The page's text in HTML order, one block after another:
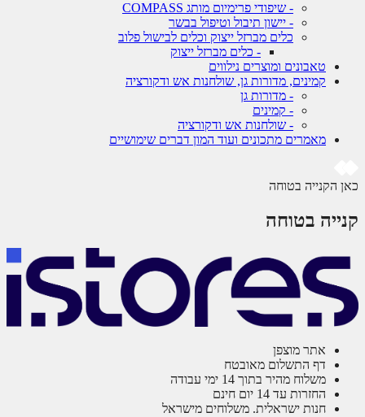
- שיפודי פרימיום מותג COMPASS
- יישון תיבול וטיפול בבשר
כלים מברזל ייצוק וכלים לבישול פלוב
- כלים מברזל ייצוק
טאבונים ומוצרים נילווים
קמינים, מדורות גן, שולחנות אש ודקורציה
- מדורות גן
- קמינים
- שולחנות אש ודקורציה
מאמרים מתכונים ועוד המון דברים שימושיים
הקנייה בטוחה
בטוחה
אתר מוצפן
דף התשלום מאובטח
משלוח מהיר בתוך 14 ימי עבודה
החזרות עד 14 יום חינם
חנות ישראלית. משלוחים מישראל